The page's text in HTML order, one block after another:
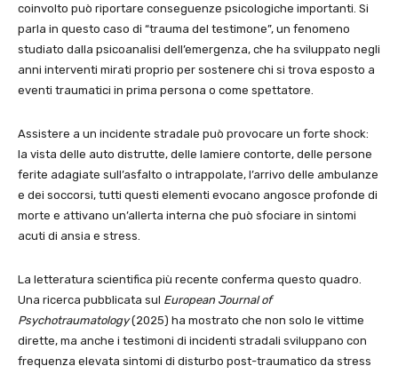
coinvolto può riportare conseguenze psicologiche importanti. Si
parla in questo caso di “trauma del testimone”, un fenomeno
studiato dalla psicoanalisi dell’emergenza, che ha sviluppato negli
anni interventi mirati proprio per sostenere chi si trova esposto a
eventi traumatici in prima persona o come spettatore.
Assistere a un incidente stradale può provocare un forte shock:
la vista delle auto distrutte, delle lamiere contorte, delle persone
ferite adagiate sull’asfalto o intrappolate, l’arrivo delle ambulanze
e dei soccorsi, tutti questi elementi evocano angosce profonde di
morte e attivano un’allerta interna che può sfociare in sintomi
acuti di ansia e stress.
La letteratura scientifica più recente conferma questo quadro.
Una ricerca pubblicata sul European Journal of
Psychotraumatology(2025) ha mostrato che non solo le vittime
dirette, ma anche i testimoni di incidenti stradali sviluppano con
frequenza elevata sintomi di disturbo post-traumatico da stress